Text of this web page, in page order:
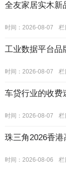
全友家居实木新
时间：2026-08-07 栏
工业数据平台品
时间：2026-08-07 栏
车贷行业的收费
时间：2026-08-07 栏
珠三角2026香
时间：2026-08-06 栏